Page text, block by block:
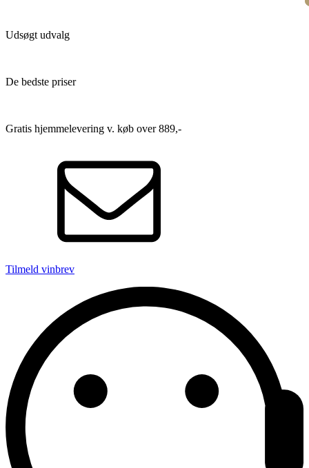
Udsøgt udvalg
De bedste priser
Gratis hjemmelevering v. køb over 889,-
Tilmeld vinbrev